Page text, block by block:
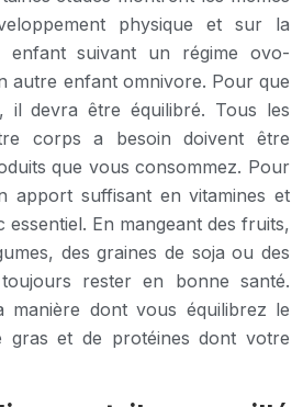
physique et sur la
enfant suivant un régime ovo-
autre enfant omnivore. Pour que
il devra être équilibré. Tous les
corps a besoin doivent être
que vous consommez. Pour
apport suffisant en vitamines et
En mangeant des fruits,
des graines de soja ou des
rester en bonne santé.
manière dont vous équilibrez le
gras et de protéines dont votre